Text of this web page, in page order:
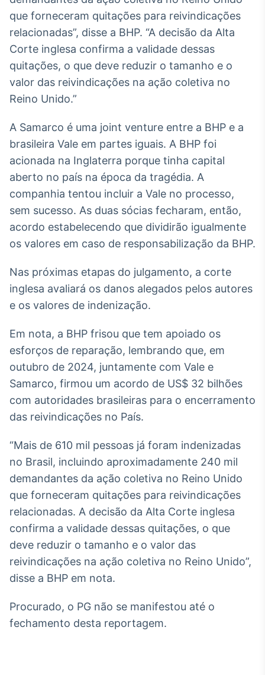
Curadoria
Curadoria de
conteúdos
noticiosos
Soluções de
Tecnologia
Monitoramento
inteligente de
notícias e
conteúdos
Broadcast
Fundos
A melhor
plataforma para
analisar fundos
de investimento
Em breve
BroadFast
Em breve
Gestão de
Investimentos
Tokenização
de ativos
que forneceram quitações para reivindicações
relacionadas”, disse a BHP. “A decisão da Alta
Corte inglesa confirma a validade dessas
quitações, o que deve reduzir o tamanho e o
valor das reivindicações na ação coletiva no
Reino Unido.”
A Samarco é uma joint venture entre a BHP e a
brasileira Vale em partes iguais. A BHP foi
acionada na Inglaterra porque tinha capital
aberto no país na época da tragédia. A
companhia tentou incluir a Vale no processo,
sem sucesso. As duas sócias fecharam, então,
acordo estabelecendo que dividirão igualmente
os valores em caso de responsabilização da BHP.
Nas próximas etapas do julgamento, a corte
inglesa avaliará os danos alegados pelos autores
e os valores de indenização.
Em nota, a BHP frisou que tem apoiado os
esforços de reparação, lembrando que, em
outubro de 2024, juntamente com Vale e
Samarco, firmou um acordo de US$ 32 bilhões
com autoridades brasileiras para o encerramento
das reivindicações no País.
“Mais de 610 mil pessoas já foram indenizadas
no Brasil, incluindo aproximadamente 240 mil
demandantes da ação coletiva no Reino Unido
que forneceram quitações para reivindicações
relacionadas. A decisão da Alta Corte inglesa
confirma a validade dessas quitações, o que
deve reduzir o tamanho e o valor das
reivindicações na ação coletiva no Reino Unido”,
disse a BHP em nota.
Procurado, o PG não se manifestou até o
fechamento desta reportagem.